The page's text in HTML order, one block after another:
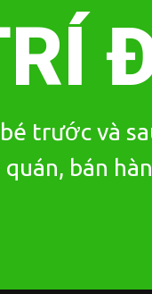
trước và
bán